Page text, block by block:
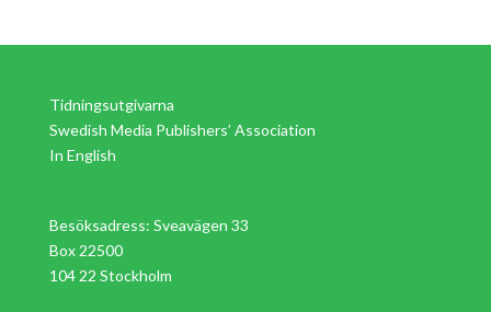
Tidningsutgivarna
Swedish Media Publishers’ Association
In English
Besöksadress: Sveavägen 33
Box 22500
104 22 Stockholm